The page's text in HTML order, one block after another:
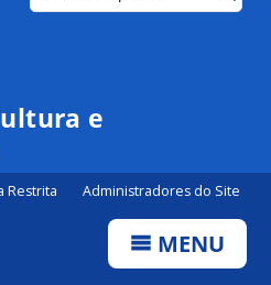
Participe
e
Restrita Administradores do Site
MENU